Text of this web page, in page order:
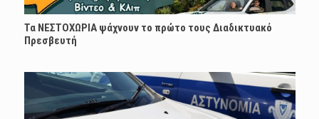
Τα ΝΕΣΤΟΧΩΡΙΑ ψάχνουν το πρώτο τους Διαδικτυακό
Πρεσβευτή